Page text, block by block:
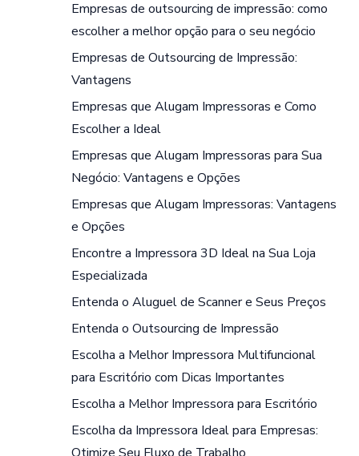
Empresas de outsourcing de impressão: como
escolher a melhor opção para o seu negócio
Empresas de Outsourcing de Impressão:
Vantagens
Empresas que Alugam Impressoras e Como
Escolher a Ideal
Empresas que Alugam Impressoras para Sua
Negócio: Vantagens e Opções
Empresas que Alugam Impressoras: Vantagens
e Opções
Encontre a Impressora 3D Ideal na Sua Loja
Especializada
Entenda o Aluguel de Scanner e Seus Preços
Entenda o Outsourcing de Impressão
Escolha a Melhor Impressora Multifuncional
para Escritório com Dicas Importantes
Escolha a Melhor Impressora para Escritório
Escolha da Impressora Ideal para Empresas: